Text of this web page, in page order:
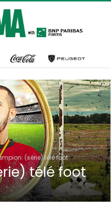
(série) télé foot
télé foot